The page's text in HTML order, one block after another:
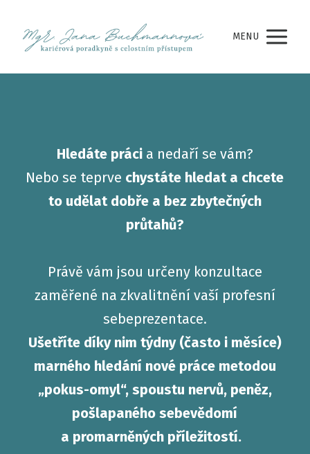
MENU
Hledáte prácia nedaří se vám?
Nebo se teprve chystáte hledat a chcete
to udělat dobře a bez zbytečných
průtahů?
Právě vám jsou určeny konzultace
zaměřené na zkvalitnění vaší profesní
sebeprezentace.
Ušetříte díky nim týdny (často i měsíce)
marného hledání nové práce metodou
„pokus-omyl“, spoustu nervů, peněz,
pošlapaného sebevědomí
a promarněných příležitostí.